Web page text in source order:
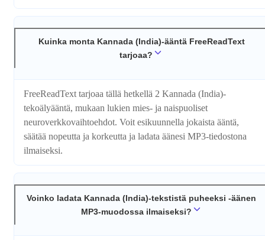
Kuinka monta Kannada (India)-ääntä FreeReadText
tarjoaa?
FreeReadText tarjoaa tällä hetkellä 2 Kannada (India)-
tekoälyääntä, mukaan lukien mies- ja naispuoliset
neuroverkkovaihtoehdot. Voit esikuunnella jokaista ääntä,
säätää nopeutta ja korkeutta ja ladata äänesi MP3-tiedostona
ilmaiseksi.
Voinko ladata Kannada (India)-tekstistä puheeksi -äänen
MP3-muodossa ilmaiseksi?